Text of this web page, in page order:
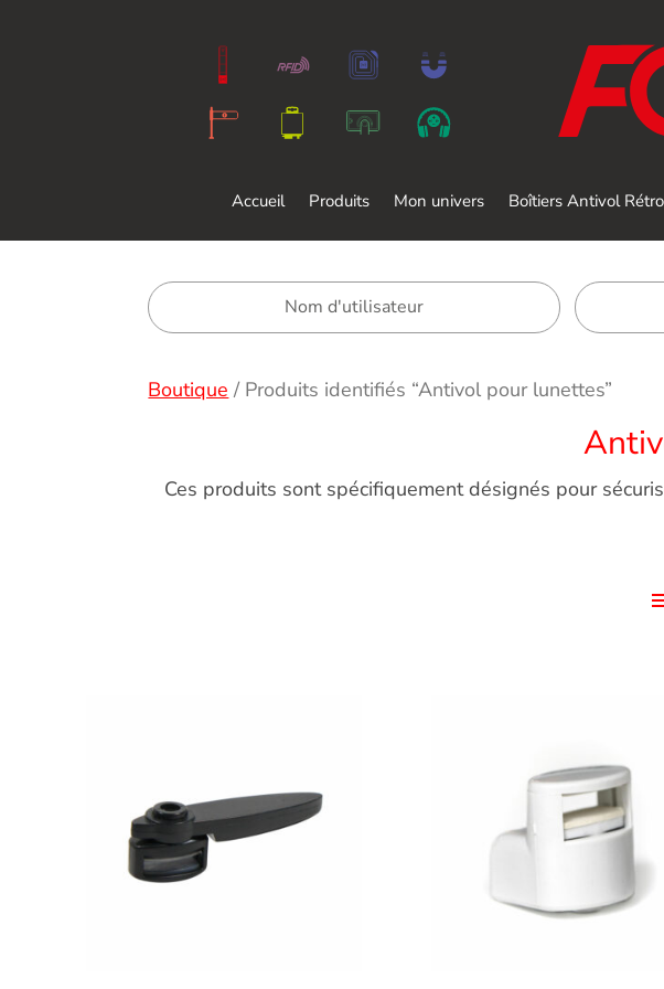
Accueil Produits Mon univers Boîtiers Antivol
Boutique / Produits identifiés “Antivol pour lunettes”
Ces produits sont spécifiquement désignés pour